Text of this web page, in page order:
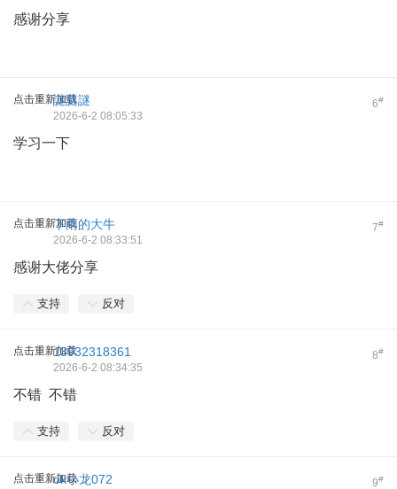
感谢分享
点击重新加载 6#
謎謎謎
2026-6-2 08:05:33
学习一下
点击重新加载 7#
下雨的大牛
2026-6-2 08:33:51
感谢大佬分享
支持 反对
点击重新加载 8#
13932318361
2026-6-2 08:34:35
不错 不错
支持 反对
点击重新加载 9#
ok小龙072